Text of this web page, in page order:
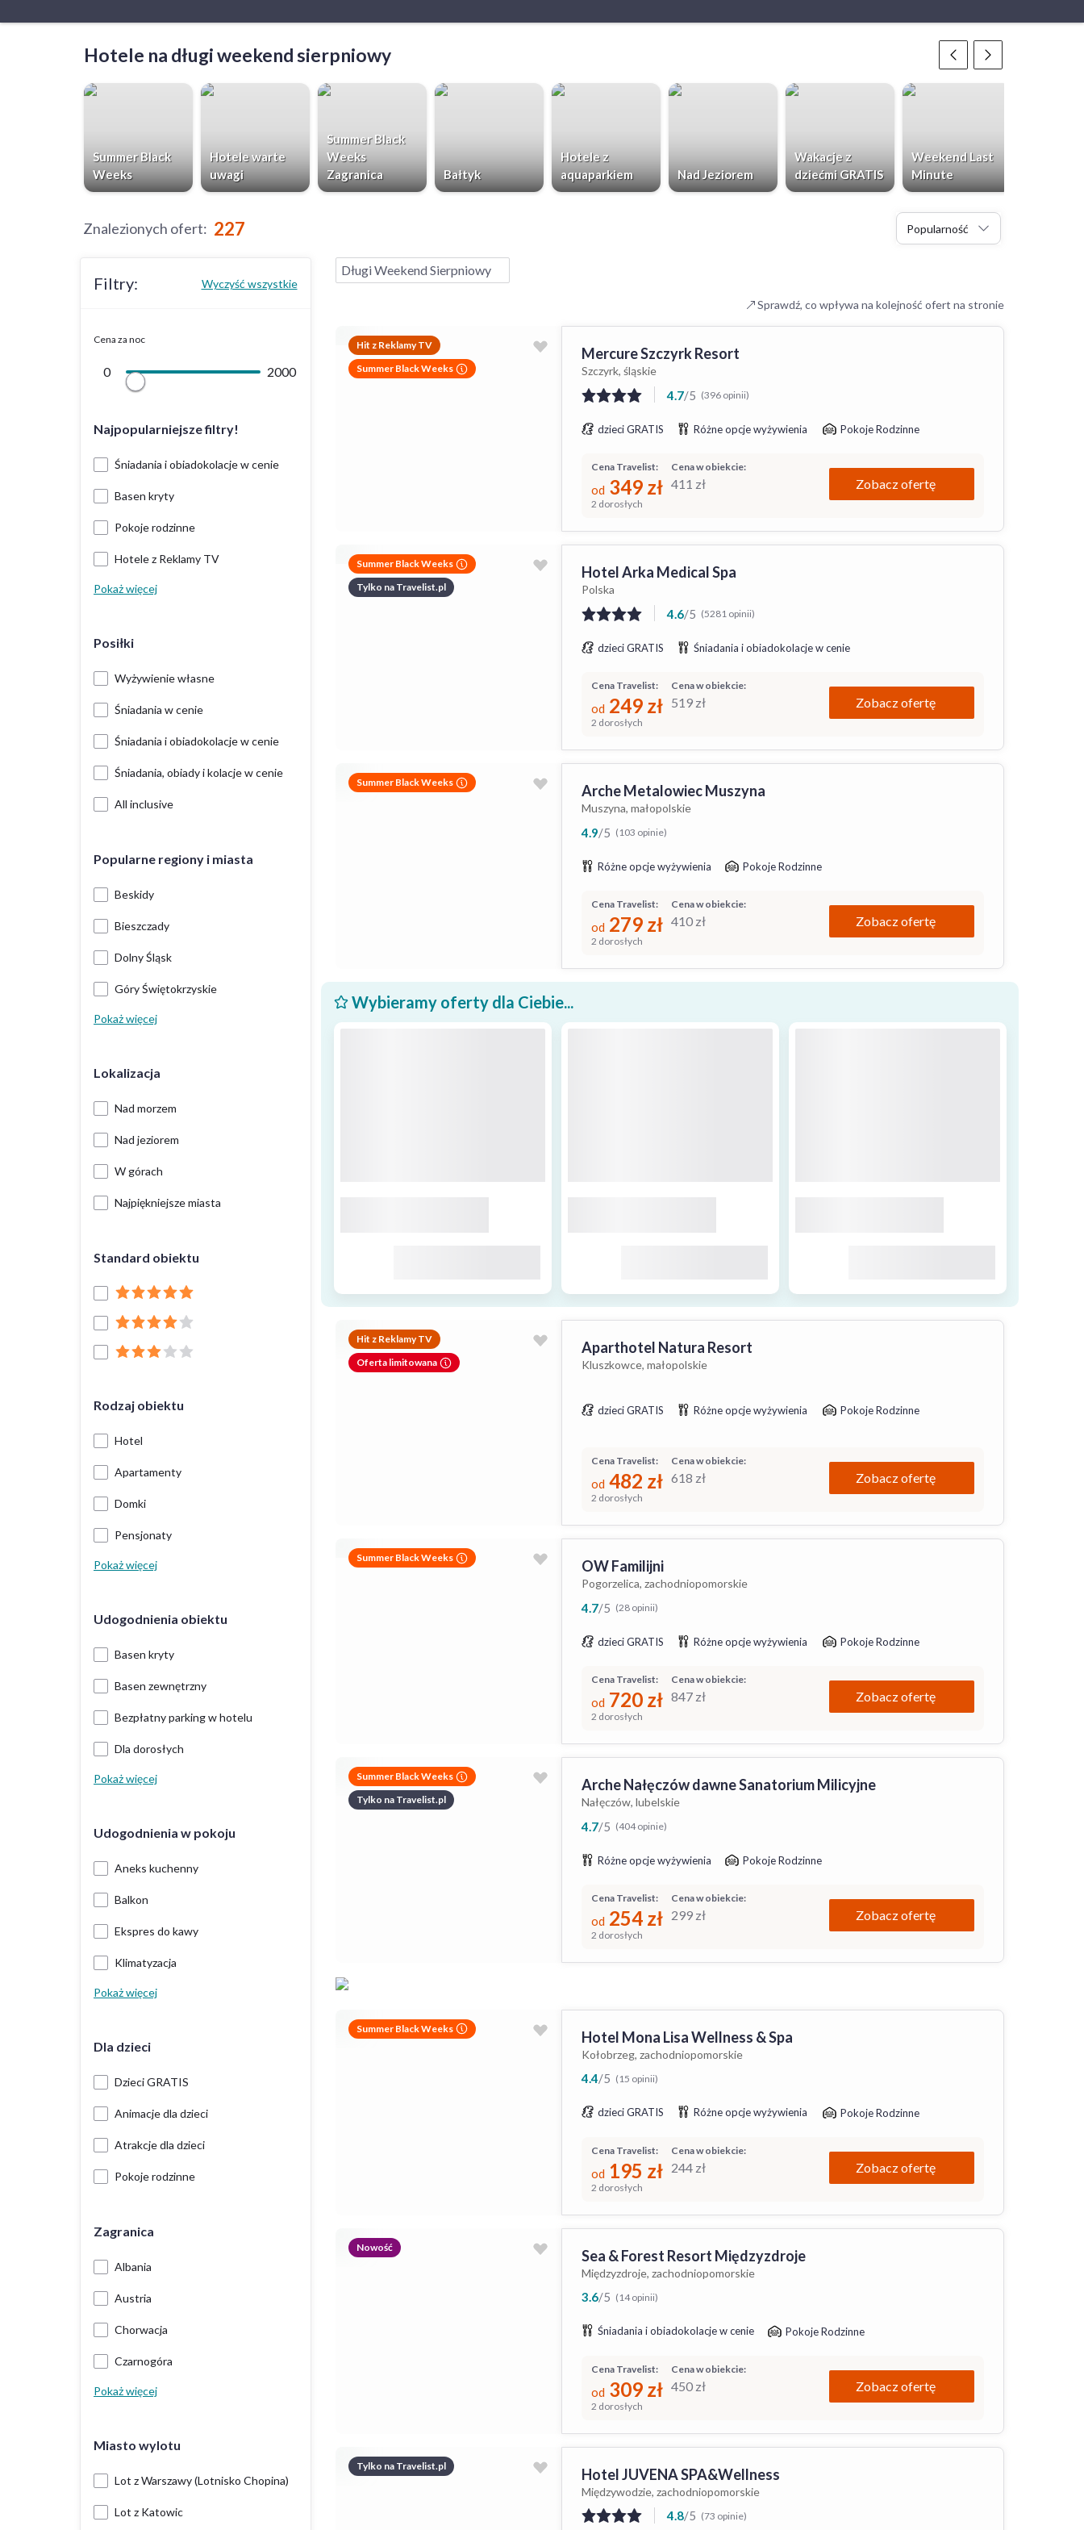
Hotele na długi weekend sierpniowy
Summer Black
Weeks
Hotele warte
uwagi
Summer Black
Weeks
Zagranica
Bałtyk
Hotele z
aquaparkiem
Nad Jeziorem
Wakacje z
dziećmi GRATIS
Weekend Last
Minute
Znalezionych ofert: 227 Popularność
Filtry: Wyczyść wszystkie
Cena za noc
0 2000
Najpopularniejsze filtry!
Śniadania i obiadokolacje w cenie
Basen kryty
Pokoje rodzinne
Hotele z Reklamy TV
Pokaż więcej
Posiłki
Wyżywienie własne
Śniadania w cenie
Śniadania i obiadokolacje w cenie
Śniadania, obiady i kolacje w cenie
All inclusive
Popularne regiony i miasta
Beskidy
Bieszczady
Dolny Śląsk
Góry Świętokrzyskie
Pokaż więcej
Lokalizacja
Nad morzem
Nad jeziorem
W górach
Najpiękniejsze miasta
Standard obiektu
Rodzaj obiektu
Hotel
Apartamenty
Domki
Pensjonaty
Pokaż więcej
Udogodnienia obiektu
Basen kryty
Basen zewnętrzny
Bezpłatny parking w hotelu
Dla dorosłych
Pokaż więcej
Udogodnienia w pokoju
Aneks kuchenny
Balkon
Ekspres do kawy
Klimatyzacja
Pokaż więcej
Dla dzieci
Dzieci GRATIS
Animacje dla dzieci
Atrakcje dla dzieci
Pokoje rodzinne
Zagranica
Albania
Austria
Chorwacja
Czarnogóra
Pokaż więcej
Miasto wylotu
Lot z Warszawy (Lotnisko Chopina)
Lot z Katowic
Długi Weekend Sierpniowy
Sprawdź, co wpływa na kolejność ofert na stronie
Hit z Reklamy TV
Summer Black Weeks
Mercure Szczyrk Resort
Szczyrk, śląskie
4.7/5 (396 opinii)
dzieci GRATIS Różne opcje wyżywienia Pokoje Rodzinne
Cena w obiekcie:
411 zł
Cena Travelist:
od 349 zł
2 dorosłych
Zobacz ofertę
Summer Black Weeks
Tylko na Travelist.pl
Hotel Arka Medical Spa
Polska
4.6/5 (5281 opinii)
dzieci GRATIS Śniadania i obiadokolacje w cenie
Cena w obiekcie:
519 zł
Cena Travelist:
od 249 zł
2 dorosłych
Zobacz ofertę
Summer Black Weeks Arche Metalowiec Muszyna
Muszyna, małopolskie
4.9/5 (103 opinie)
Różne opcje wyżywienia Pokoje Rodzinne
Cena w obiekcie:
410 zł
Cena Travelist:
od 279 zł
2 dorosłych
Zobacz ofertę
Wybieramy oferty dla Ciebie...
Hit z Reklamy TV
Oferta limitowana
Aparthotel Natura Resort
Kluszkowce, małopolskie
dzieci GRATIS Różne opcje wyżywienia Pokoje Rodzinne
Cena w obiekcie:
618 zł
Cena Travelist:
od 482 zł
2 dorosłych
Zobacz ofertę
Summer Black Weeks OW Familijni
Pogorzelica, zachodniopomorskie
4.7/5 (28 opinii)
dzieci GRATIS Różne opcje wyżywienia Pokoje Rodzinne
Cena w obiekcie:
847 zł
Cena Travelist:
od 720 zł
2 dorosłych
Zobacz ofertę
Summer Black Weeks
Tylko na Travelist.pl
Arche Nałęczów dawne Sanatorium Milicyjne
Nałęczów, lubelskie
4.7/5 (404 opinie)
Różne opcje wyżywienia Pokoje Rodzinne
Cena w obiekcie:
299 zł
Cena Travelist:
od 254 zł
2 dorosłych
Zobacz ofertę
Summer Black Weeks Hotel Mona Lisa Wellness & Spa
Kołobrzeg, zachodniopomorskie
4.4/5 (15 opinii)
dzieci GRATIS Różne opcje wyżywienia Pokoje Rodzinne
Cena w obiekcie:
244 zł
Cena Travelist:
od 195 zł
2 dorosłych
Zobacz ofertę
Nowość Sea & Forest Resort Międzyzdroje
Międzyzdroje, zachodniopomorskie
3.6/5 (14 opinii)
Śniadania i obiadokolacje w cenie Pokoje Rodzinne
Cena w obiekcie:
450 zł
Cena Travelist:
od 309 zł
2 dorosłych
Zobacz ofertę
Tylko na Travelist.pl Hotel JUVENA SPA&Wellness
Międzywodzie, zachodniopomorskie
4.8/5 (73 opinie)